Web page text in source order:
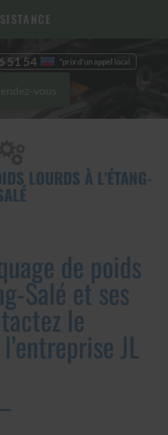
51 54
vous
LOURDS À L'ÉTANG-
de poids
Salé et ses
le
JL